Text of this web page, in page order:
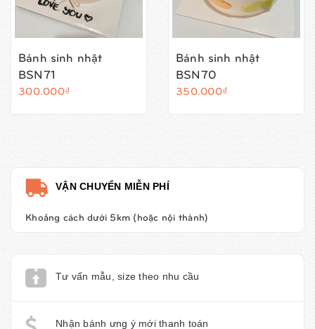
Bánh sinh nhật
BSN71
300.000₫
Bánh sinh nhật
BSN70
350.000₫
VẬN CHUYỂN MIỄN PHÍ
Khoảng cách dưới 5km (hoặc nội thành)
Tư vấn mẫu, size theo nhu cầu
Nhận bánh ưng ý mới thanh toán